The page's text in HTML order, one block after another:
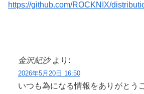
https://github.com/ROCKNIX/
金沢紀沙 より:
2026年5月20日 16:50
いつも為になる情報をありがとう